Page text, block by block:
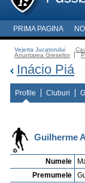
PRIMA PAGINA
Vejerta Jucatorului
Anuntarea Greselior
Inácio Piá
Profile Cluburi
Guilherme
Numele
Premumele